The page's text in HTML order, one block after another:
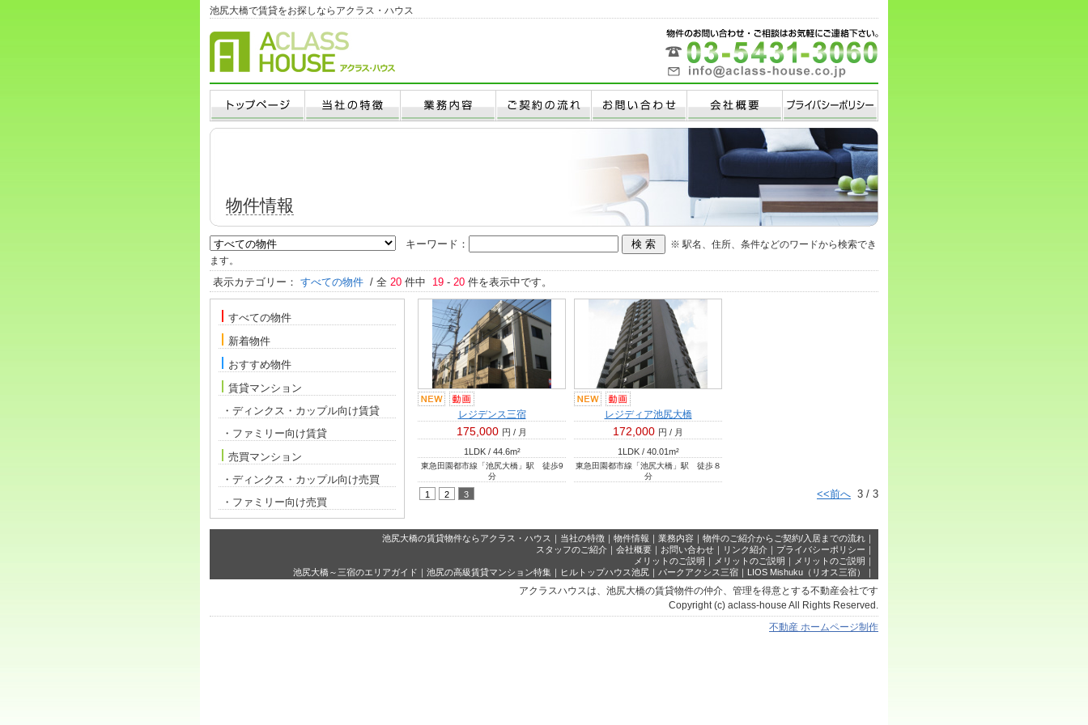
池尻大橋で賃貸をお探しならアクラス・ハウス
物件情報
キーワード：
※ 駅名、住所、条件などのワードから検索でき
ます。
表示カテゴリー： すべての物件 / 全 20 件中 19 - 20 件を表示中です。
すべての物件
新着物件
おすすめ物件
賃貸マンション
・ディンクス・カップル向け賃貸
・ファミリー向け賃貸
売買マンション
・ディンクス・カップル向け売買
・ファミリー向け売買
レジデンス三宿
175,000 円 / 月
1LDK / 44.6m²
東急田園都市線「池尻大橋」駅 徒歩9
分
レジディア池尻大橋
172,000 円 / 月
1LDK / 40.01m²
東急田園都市線「池尻大橋」駅 徒歩８
分
<<前へ 3 / 3
池尻大橋の賃貸物件ならアクラス・ハウス ｜ 当社の特徴 ｜ 物件情報 ｜ 業務内容 ｜ 物件のご紹介からご契約/入居までの流れ ｜
スタッフのご紹介 ｜ 会社概要 ｜ お問い合わせ ｜ リンク紹介 ｜ プライバシーポリシー ｜
メリットのご説明 ｜ メリットのご説明 ｜ メリットのご説明 ｜
池尻大橋～三宿のエリアガイド ｜ 池尻の高級賃貸マンション特集 ｜ ヒルトップハウス池尻 ｜ パークアクシス三宿 ｜ LIOS Mishuku（リオス三宿） ｜
アクラスハウスは、池尻大橋の賃貸物件の仲介、管理を得意とする不動産会社です
Copyright (c) aclass-house All Rights Reserved.
不動産 ホームページ制作